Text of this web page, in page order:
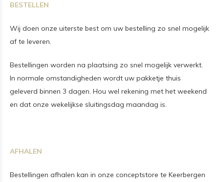
BESTELLEN
Wij doen onze uiterste best om uw bestelling zo snel mogelijk
af te leveren.
Bestellingen worden na plaatsing zo snel mogelijk verwerkt.
In normale omstandigheden wordt uw pakketje thuis
geleverd binnen 3 dagen. Hou wel rekening met het weekend
en dat onze wekelijkse sluitingsdag maandag is.
AFHALEN
Bestellingen afhalen kan in onze conceptstore te Keerbergen